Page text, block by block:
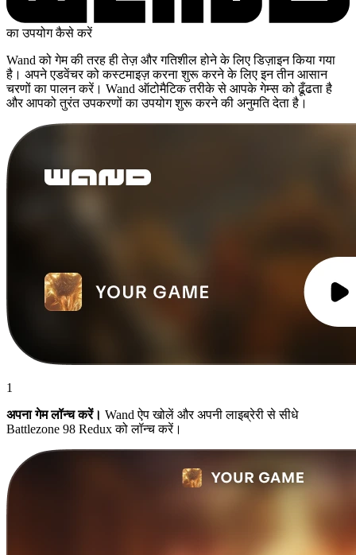
का उपयोग कैसे करें
Wand को गेम की तरह ही तेज़ और गतिशील होने के लिए डिज़ाइन किया गया
है। अपने एडवेंचर को कस्टमाइज़ करना शुरू करने के लिए इन तीन आसान
चरणों का पालन करें। Wand ऑटोमैटिक तरीके से आपके गेम्स को ढूँढता है
और आपको तुरंत उपकरणों का उपयोग शुरू करने की अनुमति देता है।
1
अपना गेम लॉन्च करें। Wand ऐप खोलें और अपनी लाइब्रेरी से सीधे
Battlezone 98 Redux को लॉन्च करें।